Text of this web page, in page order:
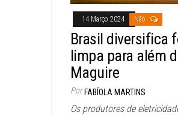
14 Março 2024 Não
Brasil diversifica
limpa para além
Maguire
Por FABÍOLA MARTINS
Os produtores de